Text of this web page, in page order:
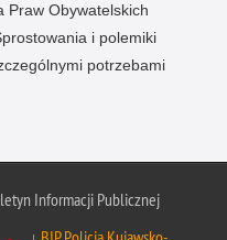
Praw Obywatelskich
i polemiki
potrzebami
Informacji Publicznej